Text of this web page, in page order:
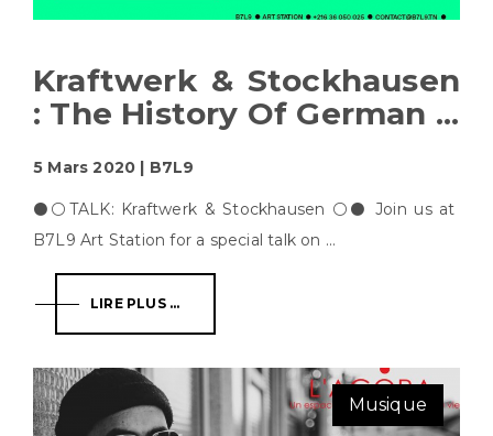
Kraftwerk & Stockhausen
: The History Of German ...
5 Mars 2020 | B7L9
⚫️⚪️TALK: Kraftwerk & Stockhausen ⚪️⚫️ Join us at
B7L9 Art Station for a special talk on ...
LIRE PLUS ...
Musique